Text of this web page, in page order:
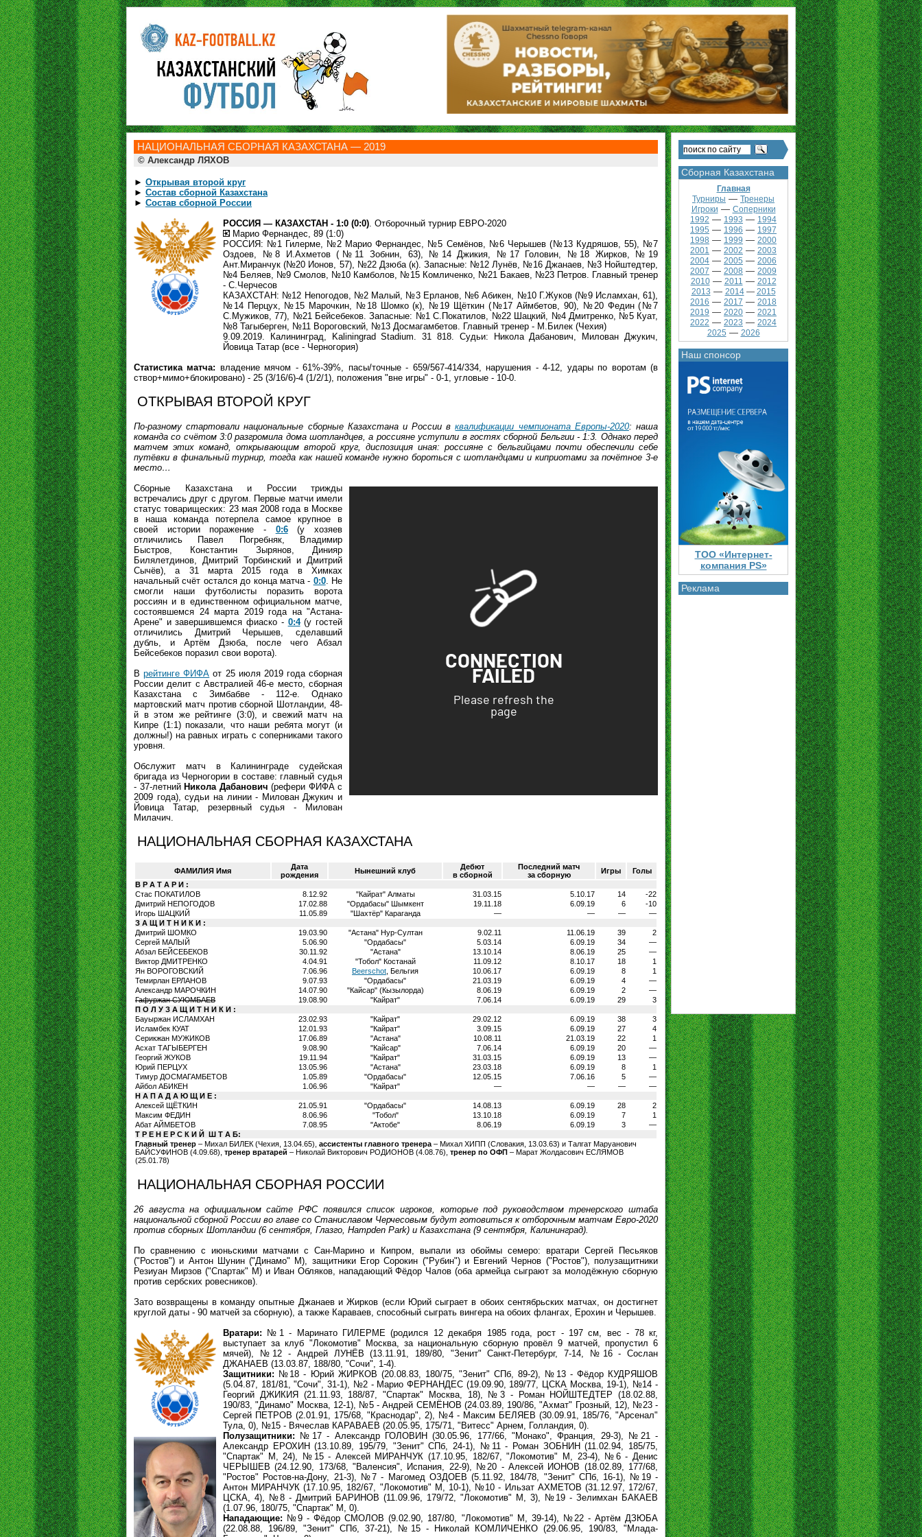
НАЦИОНАЛЬНАЯ СБОРНАЯ КАЗАХСТАНА — 2019
© Александр ЛЯХОВ
► Открывая второй круг
► Состав сборной Казахстана
► Состав сборной России
РОССИЯ — КАЗАХСТАН - 1:0 (0:0). Отборочный турнир ЕВРО-2020
Марио Фернандес, 89 (1:0)
РОССИЯ: №1 Гилерме, №2 Марио Фернандес, №5 Семёнов, №6 Черышев (№13 Кудряшов, 55), №7
Оздоев, №8 И.Ахметов (№11 Зобнин, 63), №14 Джикия, №17 Головин, №18 Жирков, №19
Ант.Миранчук (№20 Ионов, 57), №22 Дзюба (к). Запасные: №12 Лунёв, №16 Джанаев, №3 Нойштедтер,
№4 Беляев, №9 Смолов, №10 Камболов, №15 Комличенко, №21 Бакаев, №23 Петров. Главный тренер
- С.Черчесов
КАЗАХСТАН: №12 Непогодов, №2 Малый, №3 Ерланов, №6 Абикен, №10 Г.Жуков (№9 Исламхан, 61),
№14 Перцуx, №15 Марочкин, №18 Шомко (к), №19 Щёткин (№17 Аймбетов, 90), №20 Федин (№7
С.Мужиков, 77), №21 Бейсебеков. Запасные: №1 С.Покатилов, №22 Шацкий, №4 Дмитренко, №5 Куат,
№8 Тагыберген, №11 Вороговский, №13 Досмагамбетов. Главный тренер - М.Билек (Чехия)
9.09.2019. Калининград, Kaliningrad Stadium. 31 818. Судьи: Никола Дабанович, Милован Джукич,
Йовица Татар (все - Черногория)
Статистика матча: владение мячом - 61%-39%, пасы/точные - 659/567-414/334, нарушения - 4-12, удары по воротам (в
створ+мимо+блокировано) - 25 (3/16/6)-4 (1/2/1), положения "вне игры" - 0-1, угловые - 10-0.
ОТКРЫВАЯ ВТОРОЙ КРУГ
По-разному стартовали национальные сборные Казахстана и России вквалификации чемпионата Европы-2020: наша
команда со счётом 3:0 разгромила дома шотландцев, а россияне уступили в гостях сборной Бельгии - 1:3. Однако перед
матчем этих команд, открывающим второй круг, диспозиция иная: россияне с бельгийцами почти обеспечили себе
путёвки в финальный турнир, тогда как нашей команде нужно бороться с шотландцами и киприотами за почётное 3-е
место…
Сборные Казахстана и России трижды
встречались друг с другом. Первые матчи имели
статус товарищеских: 23 мая 2008 года в Москве
в наша команда потерпела самое крупное в
своей истории поражение - 0:6(у хозяев
отличились Павел Погребняк, Владимир
Быстров, Константин Зырянов, Динияр
Билялетдинов, Дмитрий Торбинский и Дмитрий
Сычёв), а 31 марта 2015 года в Химках
начальный счёт остался до конца матча - 0:0. Не
смогли наши футболисты поразить ворота
россиян и в единственном официальном матче,
состоявшемся 24 марта 2019 года на "Астана-
Арене" и завершившемся фиаско - 0:4(у гостей
отличились Дмитрий Черышев, сделавший
дубль, и Артём Дзюба, после чего Абзал
Бейсебеков поразил свои ворота).
Врейтинге ФИФА от 25 июля 2019 года сборная
России делит с Австралией 46-е место, сборная
Казахстана с Зимбабве - 112-е. Однако
мартовский матч против сборной Шотландии, 48-
й в этом же рейтинге (3:0), и свежий матч на
Кипре (1:1) показали, что наши ребята могут (и
должны!) на равных играть с соперниками такого
уровня.
Обслужит матч в Калининграде судейская
бригада из Черногории в составе: главный судья
- 37-летний Никола Дабанович (рефери ФИФА с
2009 года), судьи на линии - Милован Джукич и
Йовица Татар, резервный судья - Милован
Милачич.
НАЦИОНАЛЬНАЯ СБОРНАЯ КАЗАХСТАНА
ФАМИЛИЯ Имя
Дата
рождения
Нынешний клуб
Дебют
в сборной
Последний матч
за сборную
Игры
Голы
В Р А Т А Р И :
Стас ПОКАТИЛОВ
8.12.92 "Кайрат" Алматы 31.03.15 5.10.17 14
-22
Дмитрий НЕПОГОДОВ
17.02.88 "Ордабасы" Шымкент 19.11.18 6.09.19 6
-10
Игорь ШАЦКИЙ
11.05.89 "Шахтёр" Караганда — — —
—
З А Щ И Т Н И К И :
Дмитрий ШОМКО
19.03.90 "Астана" Нур-Султан 9.02.11 11.06.19 39
2
Сергей МАЛЫЙ
5.06.90 "Ордабасы" 5.03.14 6.09.19 34
—
Абзал БЕЙСЕБЕКОВ
30.11.92 "Астана" 13.10.14 8.06.19 25
—
Виктор ДМИТРЕНКО
4.04.91 "Тобол" Костанай 11.09.12 8.10.17 18
1
Ян ВОРОГОВСКИЙ
7.06.96 Beerschot , Бельгия 10.06.17 6.09.19 8
1
Темирлан ЕРЛАНОВ
9.07.93 "Ордабасы" 21.03.19 6.09.19 4
—
Александр МАРОЧКИН
14.07.90 "Кайсар" (Кызылорда) 8.06.19 6.09.19 2
—
Гафуржан СУЮМБАЕВ
19.08.90 "Кайрат" 7.06.14 6.09.19 29
3
П О Л У З А Щ И Т Н И К И :
Бауыржан ИСЛАМХАН
23.02.93 "Кайрат" 29.02.12 6.09.19 38
3
Исламбек КУАТ
12.01.93 "Кайрат" 3.09.15 6.09.19 27
4
Серикжан МУЖИКОВ
17.06.89 "Астана" 10.08.11 21.03.19 22
1
Асхат ТАГЫБЕРГЕН
9.08.90 "Кайсар" 7.06.14 6.09.19 20
—
Георгий ЖУКОВ
19.11.94 "Кайрат" 31.03.15 6.09.19 13
—
Юрий ПЕРЦУХ
13.05.96 "Астана" 23.03.18 6.09.19 8
1
Тимур ДОСМАГАМБЕТОВ
1.05.89 "Ордабасы" 12.05.15 7.06.16 5
—
Айбол АБИКЕН
1.06.96 "Кайрат" — — —
—
Н А П А Д А Ю Щ И Е :
Алексей ЩЁТКИН
21.05.91 "Ордабасы" 14.08.13 6.09.19 28
2
Максим ФЕДИН
8.06.96 "Тобол" 13.10.18 6.09.19 7
1
Абат АЙМБЕТОВ
7.08.95 "Актобе" 8.06.19 6.09.19 3
—
Т Р Е Н Е Р С К И Й Ш Т А Б:
Главный тренер – Михал БИЛЕК (Чехия, 13.04.65), ассистенты главного тренера – Михал ХИПП (Словакия, 13.03.63) и Талгат Маруанович
БАЙСУФИНОВ (4.09.68), тренер вратарей – Николай Викторович РОДИОНОВ (4.08.76), тренер по ОФП – Марат Жолдасович ЕСЛЯМОВ
(25.01.78)
НАЦИОНАЛЬНАЯ СБОРНАЯ РОССИИ
26 августа на официальном сайте РФС появился список игроков, которые под руководством тренерского штаба
национальной сборной России во главе со Станиславом Черчесовым будут готовиться к отборочным матчам Евро-2020
против сборных Шотландии (6 сентября, Глазго, Hampden Park) и Казахстана (9 сентября, Калининград).
По сравнению с июньскими матчами с Сан-Марино и Кипром, выпали из обоймы семеро: вратари Сергей Песьяков
("Ростов") и Антон Шунин ("Динамо" М), защитники Егор Сорокин ("Рубин") и Евгений Чернов ("Ростов"), полузащитники
Резиуан Мирзов ("Спартак" М) и Иван Обляков, нападающий Фёдор Чалов (оба армейца сыграют за молодёжную сборную
против сербских ровесников).
Зато возвращены в команду опытные Джанаев и Жирков (если Юрий сыграет в обоих сентябрьских матчах, он достигнет
круглой даты - 90 матчей за сборную), а также Караваев, способный сыграть вингера на обоих флангах, Ерохин и Черышев.
Вратари: №1 - Маринато ГИЛЕРМЕ (родился 12 декабря 1985 года, рост - 197 см, вес - 78 кг,
выступает за клуб "Локомотив" Москва, за национальную сборную провёл 9 матчей, пропустил 6
мячей), №12 - Андрей ЛУНЁВ (13.11.91, 189/80, "Зенит" Санкт-Петербург, 7-14, №16 - Cослан
ДЖАНАЕВ (13.03.87, 188/80, "Сочи", 1-4).
Защитники: №18 - Юрий ЖИРКОВ (20.08.83, 180/75, "Зенит" СПб, 89-2), №13 - Фёдор КУДРЯШОВ
(5.04.87, 181/81, "Сочи", 31-1), №2 - Марио ФЕРНАНДЕС (19.09.90, 189/77, ЦСКА Москва, 19-1), №14 -
Георгий ДЖИКИЯ (21.11.93, 188/87, "Спартак" Москва, 18), №3 - Роман НОЙШТЕДТЕР (18.02.88,
190/83, "Динамо" Москва, 12-1), №5 - Андрей СЕМЁНОВ (24.03.89, 190/86, "Ахмат" Грозный, 12), №23 -
Сергей ПЕТРОВ (2.01.91, 175/68, "Краснодар", 2), №4 - Максим БЕЛЯЕВ (30.09.91, 185/76, "Арсенал"
Тула, 0), №15 - Вячеслав КАРАВАЕВ (20.05.95, 175/71, "Витесс" Арнем, Голландия, 0).
Полузащитники: №17 - Александр ГОЛОВИН (30.05.96, 177/66, "Монако", Франция, 29-3), №21 -
Александр ЕРОХИН (13.10.89, 195/79, "Зенит" СПб, 24-1), №11 - Роман ЗОБНИН (11.02.94, 185/75,
"Спартак" М, 24), №15 - Алексей МИРАНЧУК (17.10.95, 182/67, "Локомотив" М, 23-4), №6 - Денис
ЧЕРЫШЕВ (24.12.90, 173/68, "Валенсия", Испания, 22-9), №20 - Алексей ИОНОВ (18.02.89, 177/68,
"Ростов" Ростов-на-Дону, 21-3), №7 - Магомед ОЗДОЕВ (5.11.92, 184/78, "Зенит" СПб, 16-1), №19 -
Антон МИРАНЧУК (17.10.95, 182/67, "Локомотив" М, 10-1), №10 - Ильзат АХМЕТОВ (31.12.97, 172/67,
ЦСКА, 4), №8 - Дмитрий БАРИНОВ (11.09.96, 179/72, "Локомотив" М, 3), №19 - Зелимхан БАКАЕВ
(1.07.96, 180/75, "Спартак" М, 0).
Нападающие: №9 - Фёдор СМОЛОВ (9.02.90, 187/80, "Локомотив" М, 39-14), №22 - Артём ДЗЮБА
(22.08.88, 196/89, "Зенит" СПб, 37-21), №15 - Николай КОМЛИЧЕНКО (29.06.95, 190/83, "Млада-
Сборная Казахстана
Главная
Турниры — Тренеры
Игроки — Соперники
1992 — 1993 — 1994
1995 — 1996 — 1997
1998 — 1999 — 2000
2001 — 2002 — 2003
2004 — 2005 — 2006
2007 — 2008 — 2009
2010— 2011 — 2012
2013 — 2014— 2015
2016 — 2017 — 2018
2019 — 2020 — 2021
2022 — 2023 — 2024
2025 — 2026
Наш спонсор
ТОО «Интернет-
компания PS»
Реклама